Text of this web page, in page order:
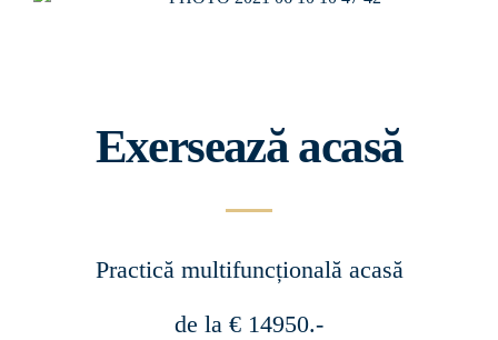
Exersează acasă
Practică multifuncțională acasă
de la € 14950.-